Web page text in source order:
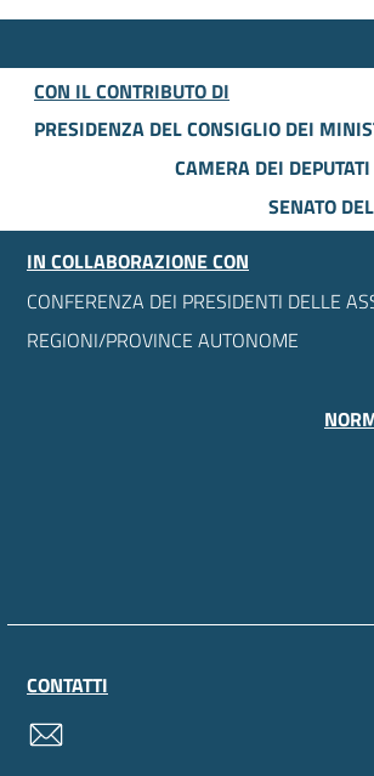
CON IL CONTRIBUTO DI
PRESIDENZA DEL CONSIGLIO DEI
CAMERA DEI DEPUTATI
SENATO
IN COLLABORAZIONE CON
CONFERENZA DEI PRESIDENTI DELLE
REGIONI/PROVINCE AUTONOME
CONTATTI